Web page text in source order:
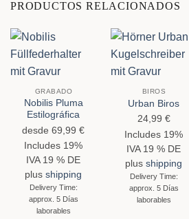
PRODUCTOS RELACIONADOS
GRABADO
Nobilis Pluma
Estilográfica
desde69,99€
Includes 19%
IVA 19 % DE
plusshipping
Delivery Time:
approx. 5 Días
laborables
BIROS
Urban Biros
24,99 €
Includes 19%
IVA 19 % DE
plusshipping
Delivery Time:
approx. 5 Días
laborables